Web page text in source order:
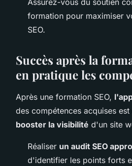
formation pour maximiser
SEO.
Succès après la
en pratique les
Après une formation SEO,
des compétences acquises
booster la visibilité d'un site
Réaliser un audit SEO
d'identifier les points forts